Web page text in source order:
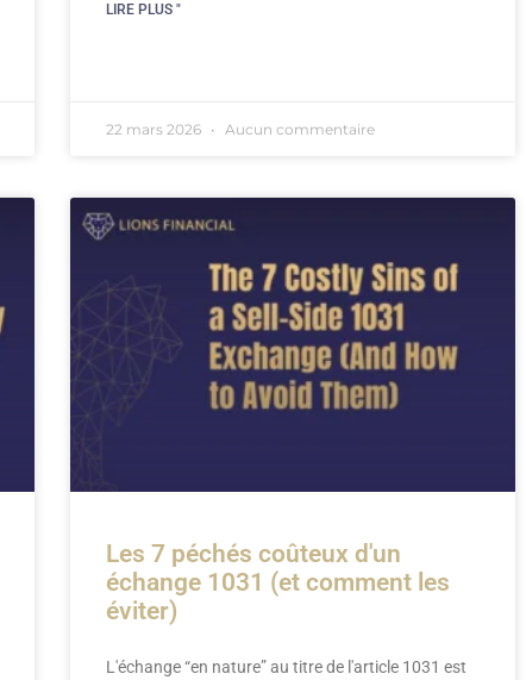
LIRE PLUS "
22 mars 2026 Aucun commentaire
Les 7 péchés coûteux d'un
échange 1031 (et comment les
éviter)
L'échange “en nature” au titre de l'article 1031 est